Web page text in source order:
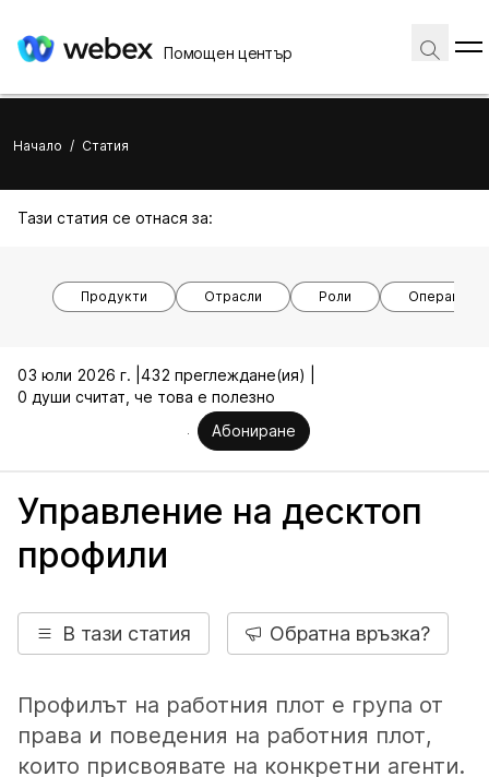
Помощен център
Начало / Статия
Тази статия се отнася за:
Продукти Отрасли Роли
03 юли 2026 г. | 432 преглеждане(ия) |
0 души считат, че това е полезно
Абониране
Управление на десктоп
профили
В тази статия Обратна връзка?
Профилът на работния плот е група от
права и поведения на работния плот,
които присвоявате на конкретни агенти.